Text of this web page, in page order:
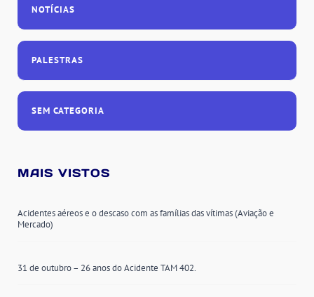
NOTÍCIAS
PALESTRAS
SEM CATEGORIA
MAIS VISTOS
Acidentes aéreos e o descaso com as famílias das vítimas (Aviação e
Mercado)
31 de outubro – 26 anos do Acidente TAM 402.